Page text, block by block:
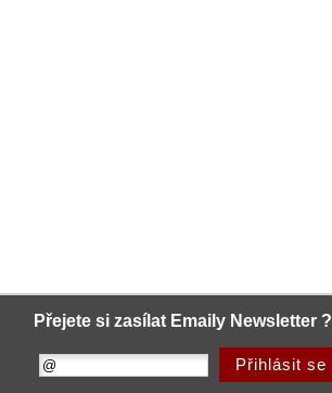
Přejete si zasílat Emaily Newsletter ?